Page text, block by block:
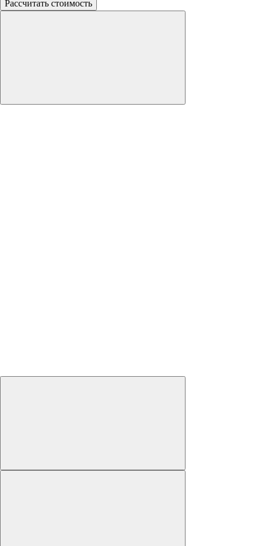
Рассчитать стоимость